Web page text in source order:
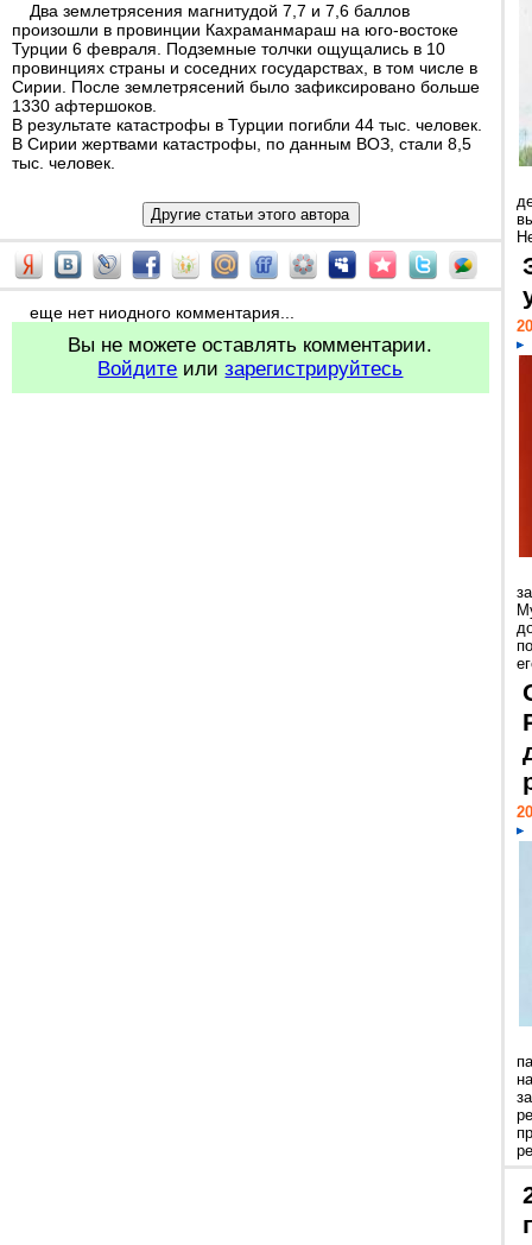
Два землетрясения магнитудой 7,7 и 7,6 баллов
произошли в провинции Кахраманмараш на юго-востоке
Турции 6 февраля. Подземные толчки ощущались в 10
провинциях страны и соседних государствах, в том числе в
Сирии. После землетрясений было зафиксировано больше
1330 афтершоков.
В результате катастрофы в Турции погибли 44 тыс. человек.
В Сирии жертвами катастрофы, по данным ВОЗ, стали 8,5
тыс. человек.
еще нет ниодного комментария...
Вы не можете оставлять комментарии.
Войдите илизарегистрируйтесь